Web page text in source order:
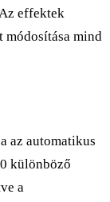
effektek
módosítása mind
az automatikus
különböző
a